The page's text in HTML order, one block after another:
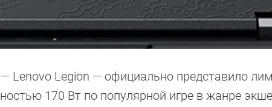
Lenovo Legion — официально представило
170 Вт по популярной игре в жанре